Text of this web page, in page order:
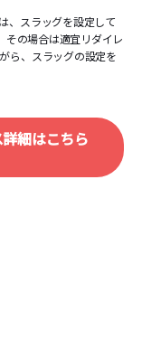
、スラッグを設定して
その場合は適宜リダイレ
ら、スラッグの設定を
細はこちら